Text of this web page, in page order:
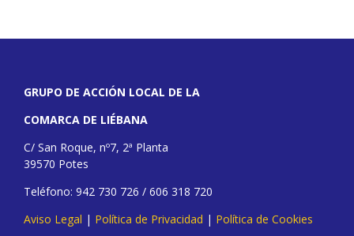
GRUPO DE ACCIÓN LOCAL DE LA
COMARCA DE LIÉBANA
C/ San Roque, nº7, 2ª Planta
39570 Potes
Teléfono: 942 730 726 / 606 318 720
Aviso Legal | Política de Privacidad | Política de Cookies